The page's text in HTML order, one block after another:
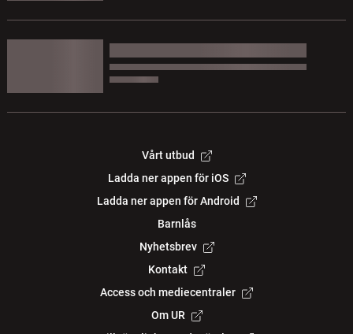
Vårt utbud
Ladda ner appen för iOS
Ladda ner appen för Android
Barnlås
Nyhetsbrev
Kontakt
Access och mediecentraler
Om UR